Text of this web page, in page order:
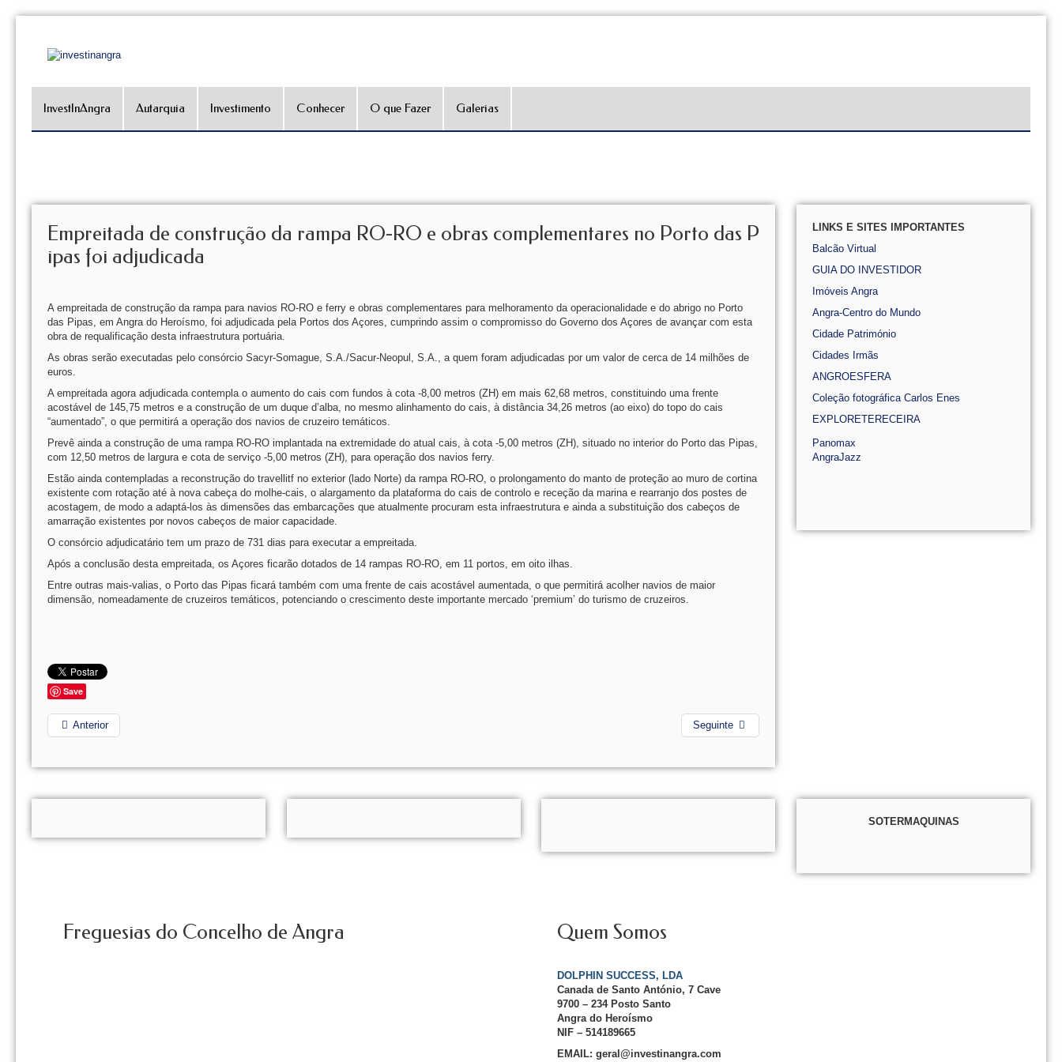
InvestInAngra Autarquia Investimento Conhecer O que Fazer Galerias
Empreitada de construção da rampa RO-RO e obras complementares no Porto das P
ipas foi adjudicada
A empreitada de construção da rampa para navios RO-RO e ferry e obras complementares para melhoramento da operacionalidade e do abrigo no Porto
das Pipas, em Angra do Heroísmo, foi adjudicada pela Portos dos Açores, cumprindo assim o compromisso do Governo dos Açores de avançar com esta
obra de requalificação desta infraestrutura portuária.
As obras serão executadas pelo consórcio Sacyr-Somague, S.A./Sacur-Neopul, S.A., a quem foram adjudicadas por um valor de cerca de 14 milhões de
euros.
A empreitada agora adjudicada contempla o aumento do cais com fundos à cota -8,00 metros (ZH) em mais 62,68 metros, constituindo uma frente
acostável de 145,75 metros e a construção de um duque d’alba, no mesmo alinhamento do cais, à distância 34,26 metros (ao eixo) do topo do cais
“aumentado”, o que permitirá a operação dos navios de cruzeiro temáticos.
Prevê ainda a construção de uma rampa RO-RO implantada na extremidade do atual cais, à cota -5,00 metros (ZH), situado no interior do Porto das Pipas,
com 12,50 metros de largura e cota de serviço -5,00 metros (ZH), para operação dos navios ferry.
Estão ainda contempladas a reconstrução do travellitf no exterior (lado Norte) da rampa RO-RO, o prolongamento do manto de proteção ao muro de cortina
existente com rotação até à nova cabeça do molhe-cais, o alargamento da plataforma do cais de controlo e receção da marina e rearranjo dos postes de
acostagem, de modo a adaptá-los às dimensões das embarcações que atualmente procuram esta infraestrutura e ainda a substituição dos cabeços de
amarração existentes por novos cabeços de maior capacidade.
O consórcio adjudicatário tem um prazo de 731 dias para executar a empreitada.
Após a conclusão desta empreitada, os Açores ficarão dotados de 14 rampas RO-RO, em 11 portos, em oito ilhas.
Entre outras mais-valias, o Porto das Pipas ficará também com uma frente de cais acostável aumentada, o que permitirá acolher navios de maior
dimensão, nomeadamente de cruzeiros temáticos, potenciando o crescimento deste importante mercado ‘premium’ do turismo de cruzeiros.
Save
Anterior Seguinte
LINKS E SITES IMPORTANTES
Balcão Virtual
GUIA DO INVESTIDOR
Imóveis Angra
Angra-Centro do Mundo
Cidade Património
Cidades Irmãs
ANGROESFERA
Coleção fotográfica Carlos Enes
EXPLORETERECEIRA
Panomax
AngraJazz
SOTERMAQUINAS
Freguesias do Concelho de Angra Quem Somos
DOLPHIN SUCCESS, LDA
Canada de Santo António, 7 Cave
9700 – 234 Posto Santo
Angra do Heroísmo
NIF – 514189665
EMAIL: geral@investinangra.com